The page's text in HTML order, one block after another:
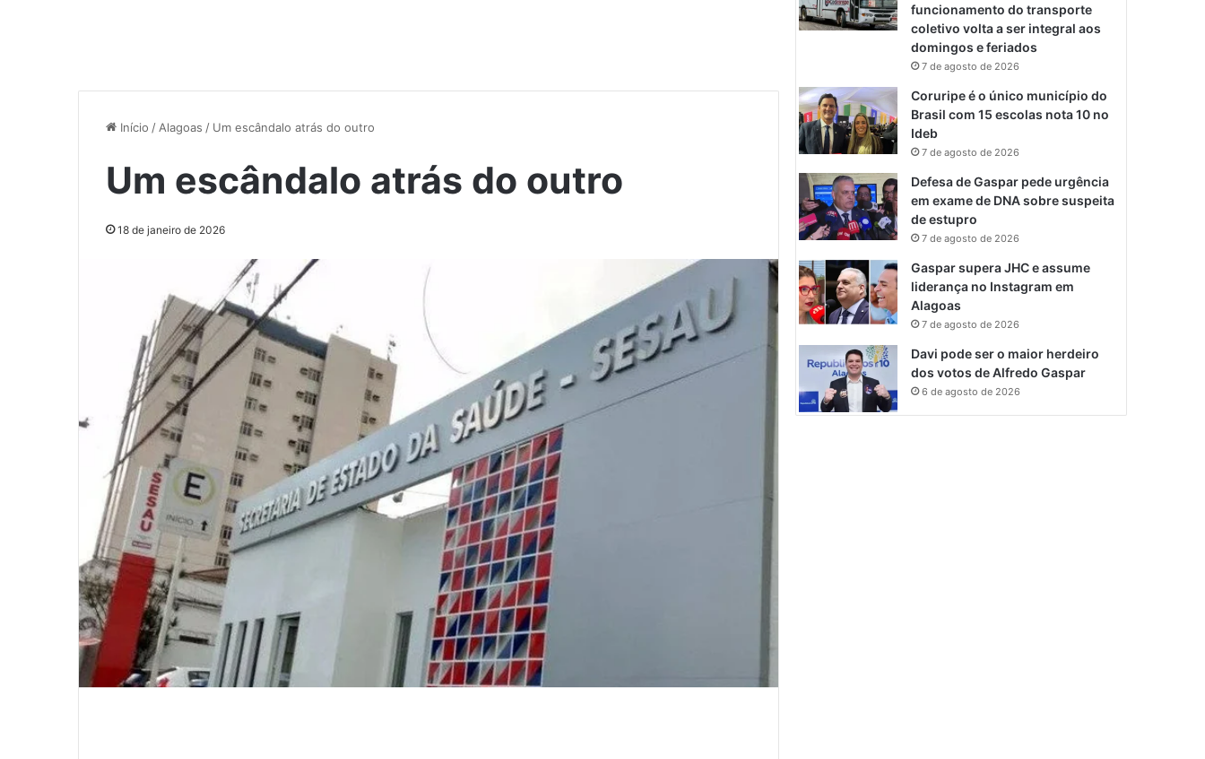
Início / Alagoas / Um escândalo atrás do outro
Um escândalo atrás do outro
18 de janeiro de 2026
funcionamento do transporte
coletivo volta a ser integral aos
domingos e feriados
7 de agosto de 2026
Coruripe é o único município do
Brasil com 15 escolas nota 10 no
Ideb
7 de agosto de 2026
Defesa de Gaspar pede urgência
em exame de DNA sobre suspeita
de estupro
7 de agosto de 2026
Gaspar supera JHC e assume
liderança no Instagram em
Alagoas
7 de agosto de 2026
Davi pode ser o maior herdeiro
dos votos de Alfredo Gaspar
6 de agosto de 2026